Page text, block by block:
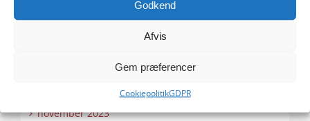
Godkend
Afvis
Gem præferencer
CookiepolitikGDPR
november 2023